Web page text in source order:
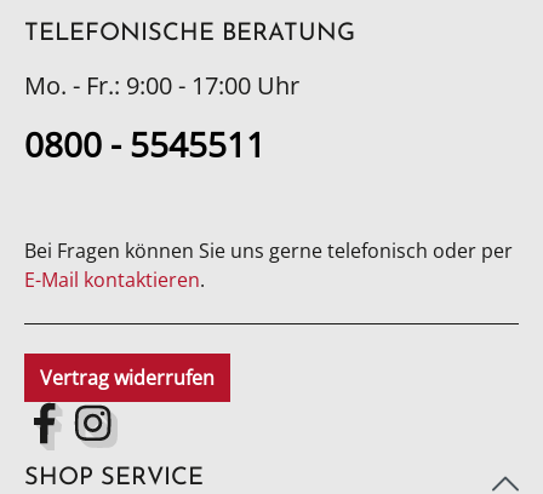
TELEFONISCHE BERATUNG
Mo. - Fr.: 9:00 - 17:00 Uhr
0800 - 5545511
Bei Fragen können Sie uns gerne telefonisch oder per
E-Mail kontaktieren.
Vertrag widerrufen
SHOP SERVICE